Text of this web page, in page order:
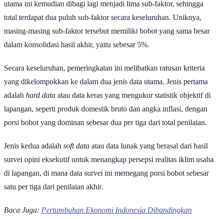
utama ini kemudian dibagi lagi menjadi lima sub-faktor, sehingga
total terdapat dua puluh sub-faktor secara keseluruhan. Uniknya,
masing-masing sub-faktor tersebut memiliki bobot yang sama besar
dalam konsolidasi hasil akhir, yaitu sebesar 5%.
Secara keseluruhan, pemeringkatan ini melibatkan ratusan kriteria
yang dikelompokkan ke dalam dua jenis data utama. Jenis pertama
adalah hard data atau data keras yang mengukur statistik objektif di
lapangan, seperti produk domestik bruto dan angka inflasi, dengan
porsi bobot yang dominan sebesar dua per tiga dari total penilaian.
Jenis kedua adalah soft data atau data lunak yang berasal dari hasil
survei opini eksekutif untuk menangkap persepsi realitas iklim usaha
di lapangan, di mana data survei ini memegang porsi bobot sebesar
satu per tiga dari penilaian akhir.
Baca Juga: Pertumbuhan Ekonomi Indonesia Dibandingkan